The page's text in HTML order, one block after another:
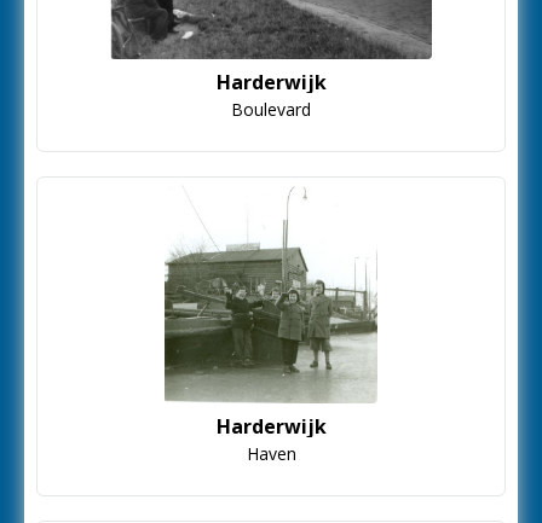
Harderwijk
Boulevard
Harderwijk
Haven